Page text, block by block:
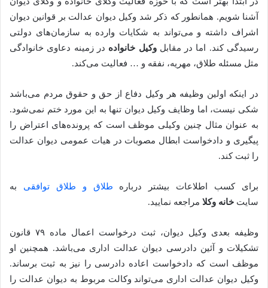
آشنا شویم. همانطور که ذکر شد وکیل دیوان عدالت بر قوانین دیوان
اشراف داشته و می‌تواند به شکایات وارده به سازمان‌های دولتی
رسیدگی کند. اما در مقابلوکیل خانواده در زمینه دعاوی خانوادگی
مثل مسئله طلاق، مهریه، نفقه و … فعالیت می‌کند.
در اینکه اولین وظیفه هر وکیل دفاع از حق و حقوق مردم می‌باشد
شکی نیست، اما وظایف وکیل دیوان تنها به این مورد ختم نمی‌شود.
به عنوان مثال چنین وکیلی موظف است که پرونده‌های اعتراض را
پیگیری و دادخواست ابطال مصوبات در هیات‌ عمومی دیوان عدالت
را ثبت کند.
برای کسب اطلاعات بیشتر درباره طلاق و طلاق توافقی به
سایت خانه وکلا مراجعه نمایید.
وظیفه بعدی وکیل دیوان، ثبت درخواست اعمال ماده ۷۹ قانون
تشکیلات و آئین دادرسی دیوان عدالت اداری می‌باشد. همچنین او
موظف است که دادخواست اعاده دادرسی را نیز به ثبت برساند.
وکیل دیوان عدالت اداری می‌تواند وکالت مربوط به دیوان عدالت را